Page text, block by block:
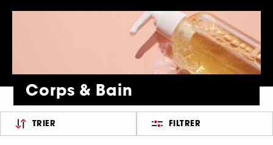
Corps & Bain
TRIER FILTRER